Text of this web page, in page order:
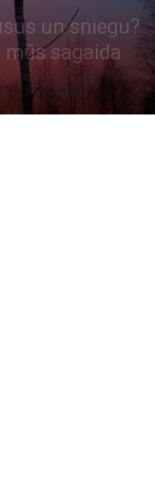
un sniegu?
sagaida